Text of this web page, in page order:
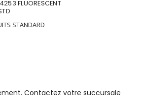
FLUORESCENT
STANDARD
Contactez votre succursale